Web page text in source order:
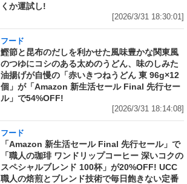
くか運試し!
[2026/3/31 18:30:01]
フード
鰹節と昆布のだしを利かせた風味豊かな関東風
のつゆにコシのある太めのうどん、味のしみた
油揚げが自慢の「赤いきつねうどん 東 96g×12
個」が「Amazon 新生活セール Final 先行セー
ル」で54%OFF!
[2026/3/31 18:14:08]
フード
「Amazon 新生活セール Final 先行セール」で
「職人の珈琲 ワンドリップコーヒー 深いコクの
スペシャルブレンド 100杯」が20%OFF! UCC
職人の焙煎とブレンド技術で毎日飽きない定番